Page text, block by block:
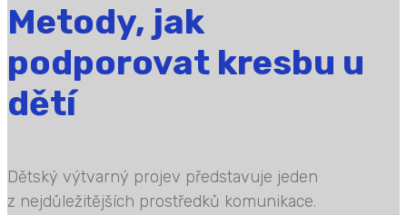
Metody, jak
podporovat kresbu u
dětí
Dětský výtvarný projev představuje jeden
z nejdůležitějších prostředků komunikace.